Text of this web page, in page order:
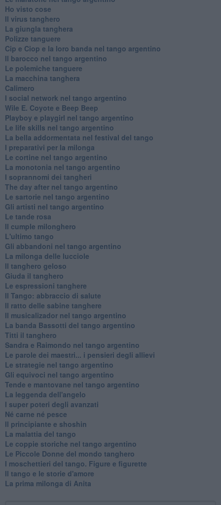
Ho visto cose
Il virus tanghero
La giungla tanghera
Polizze tanguere
Cip e Ciop e la loro banda nel tango argentino
Il barocco nel tango argentino
Le polemiche tanguere
La macchina tanghera
Calimero
​I social network nel tango argentino
Wile E. Coyote e Beep Beep
Playboy e playgirl nel tango argentino
Le life skills nel tango argentino
La bella addormentata nel festival del tango
I preparativi per la milonga
Le cortine nel tango argentino
La monotonia nel tango argentino
I soprannomi dei tangheri
The day after nel tango argentino
Le sartorie nel tango argentino
Gli artisti nel tango argentino
Le tande rosa
Il cumple milonghero
L'ultimo tango
Gli abbandoni nel tango argentino
La milonga delle lucciole
Il tanghero geloso
Giuda il tanghero
Le espressioni tanghere
Il Tango: abbraccio di salute
Il ratto delle sabine tanghere
Il musicalizador nel tango argentino
La banda Bassotti del tango argentino
Titti il tanghero
Sandra e Raimondo nel tango argentino
Le parole dei maestri... i pensieri degli allievi
Le strategie nel tango argentino
Gli equivoci nel tango argentino
Tende e mantovane nel tango argentino
La leggenda dell'angelo
I super poteri degli avanzati
​Né carne né pesce
Il principiante e shoshin
La malattia del tango
Le coppie storiche nel tango argentino
​Le Piccole Donne del mondo tanghero
I moschettieri del tango. Figure e figurette
Il tango e le storie d'amore
​La prima milonga di Anita